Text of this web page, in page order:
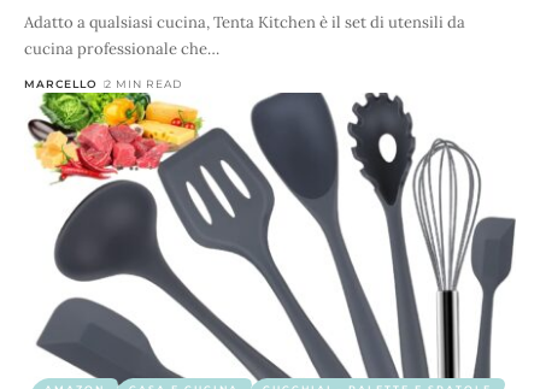
Adatto a qualsiasi cucina, Tenta Kitchen è il set di utensili da
cucina professionale che…
MARCELLO 2 MIN READ